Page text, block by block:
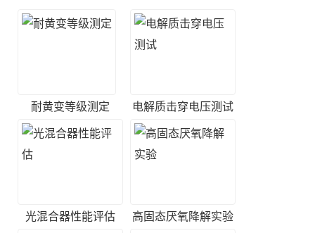
耐黄变等级测定 电解质击穿电压测试
光混合器性能评估 高固态厌氧降解实验